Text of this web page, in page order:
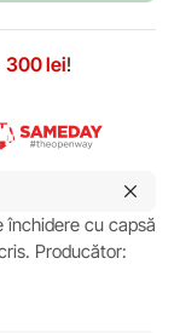
300 lei!
închidere cu capsă
Producător: